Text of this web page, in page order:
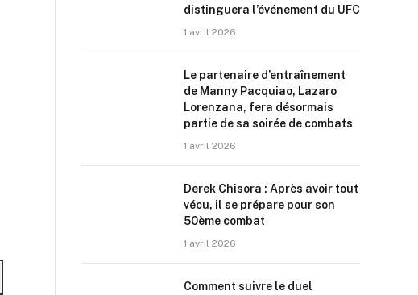
distinguera l’événement du UFC
1 avril 2026
Le partenaire d’entraînement
de Manny Pacquiao, Lazaro
Lorenzana, fera désormais
partie de sa soirée de combats
1 avril 2026
Derek Chisora : Après avoir tout
vécu, il se prépare pour son
50ème combat
1 avril 2026
Comment suivre le duel